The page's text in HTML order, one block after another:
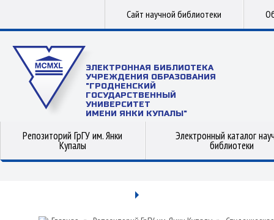
Сайт научной библиотеки
ЭЛЕКТРОННАЯ БИБЛИОТЕКА
УЧРЕЖДЕНИЯ ОБРАЗОВАНИЯ
"ГРОДНЕНСКИЙ
ГОСУДАРСТВЕННЫЙ
УНИВЕРСИТЕТ
ИМЕНИ ЯНКИ КУПАЛЫ"
Репозиторий ГрГУ им. Янки
Купалы
Электронный каталог
библиотеки